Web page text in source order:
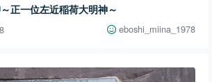
正一位左近稲荷大明神～
eboshi_miina_1978